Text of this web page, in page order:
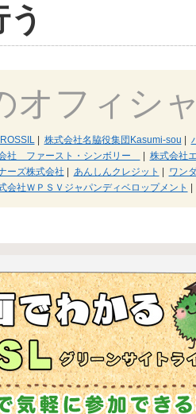
オフィシ
| 株式会社名脇役集団Kasumi-sou |
社 ファースト・シンボリー | 株式会社
ーズ株式会社 | あんしんクレジット | ワン
会社ＷＰＳＶジャパンディベロップメント |